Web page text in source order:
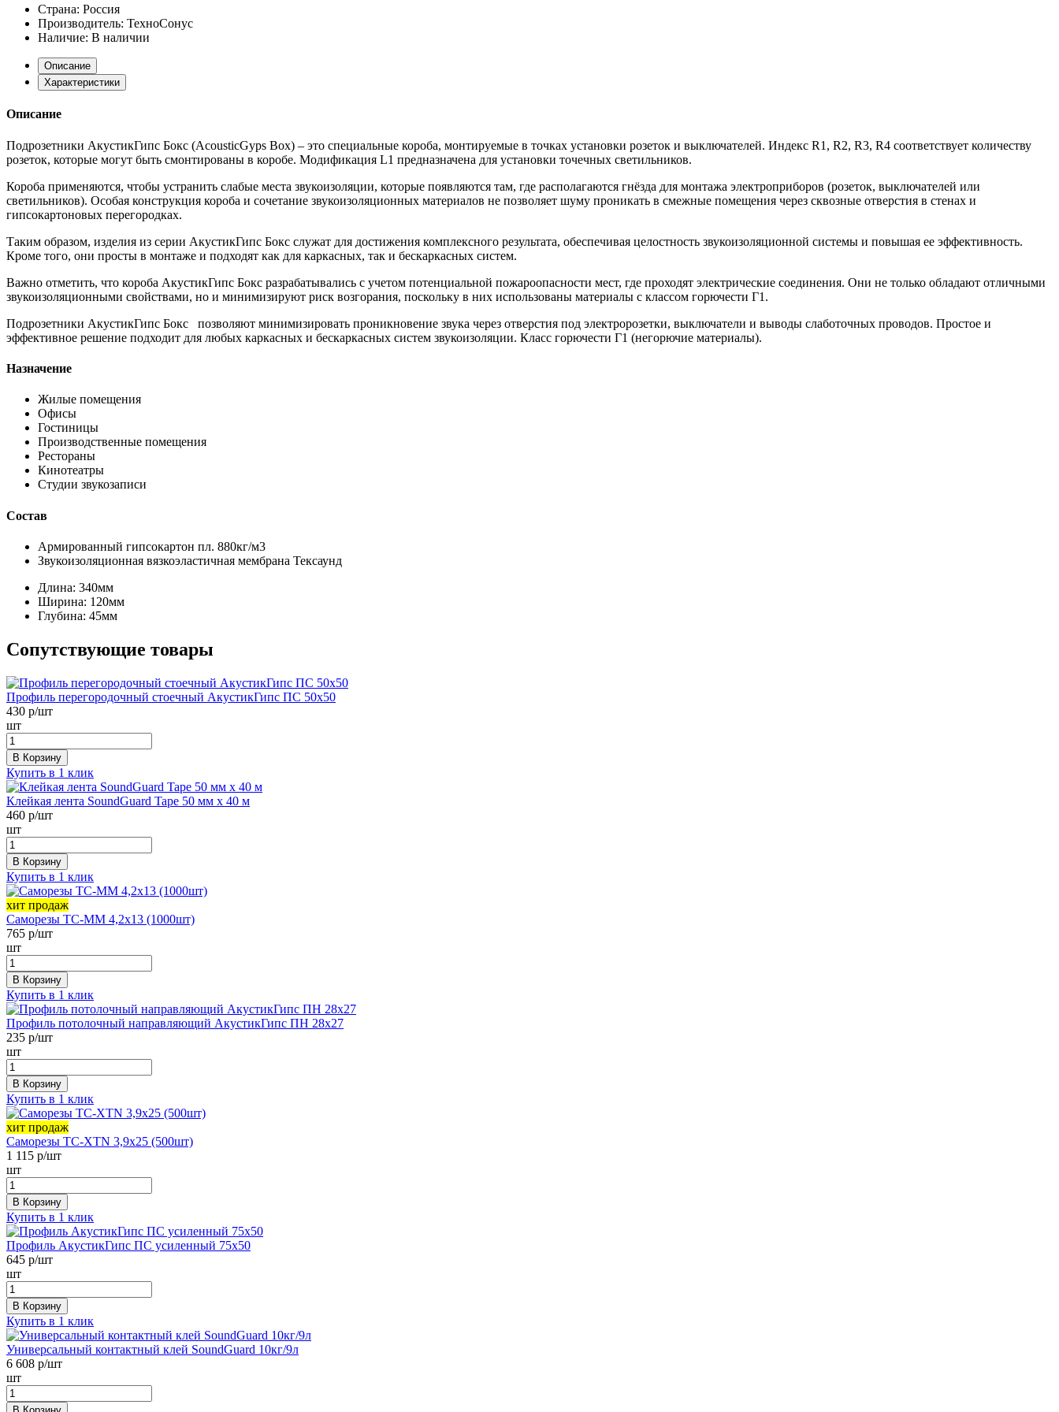
Страна: Россия
Производитель: ТехноСонус
Наличие: В наличии
Описание
Характеристики
Описание
Подрозетники АкустикГипс Бокс (AcousticGyps Box) – это специальные короба, монтируемые в точках установки розеток и выключателей. Индекс R1, R2, R3, R4 соответствует количеству
розеток, которые могут быть смонтированы в коробе. Модификация L1 предназначена для установки точечных светильников.
Короба применяются, чтобы устранить слабые места звукоизоляции, которые появляются там, где располагаются гнёзда для монтажа электроприборов (розеток, выключателей или
светильников). Особая конструкция короба и сочетание звукоизоляционных материалов не позволяет шуму проникать в смежные помещения через сквозные отверстия в стенах и
гипсокартоновых перегородках.
Таким образом, изделия из серии АкустикГипс Бокс служат для достижения комплексного результата, обеспечивая целостность звукоизоляционной системы и повышая ее эффективность.
Кроме того, они просты в монтаже и подходят как для каркасных, так и бескаркасных систем.
Важно отметить, что короба АкустикГипс Бокс разрабатывались с учетом потенциальной пожароопасности мест, где проходят электрические соединения. Они не только обладают отличными
звукоизоляционными свойствами, но и минимизируют риск возгорания, поскольку в них использованы материалы с классом горючести Г1.
Подрозетники АкустикГипс Бокс позволяют минимизировать проникновение звука через отверстия под электророзетки, выключатели и выводы слаботочных проводов. Простое и
эффективное решение подходит для любых каркасных и бескаркасных систем звукоизоляции. Класс горючести Г1 (негорючие материалы).
Назначение
Жилые помещения
Офисы
Гостиницы
Производственные помещения
Рестораны
Кинотеатры
Студии звукозаписи
Состав
Армированный гипсокартон пл. 880кг/м3
Звукоизоляционная вязкоэластичная мембрана Тексаунд
Длина: 340мм
Ширина: 120мм
Глубина: 45мм
Сопутствующие товары
Профиль перегородочный стоечный АкустикГипс ПС 50х50
430 р/шт
шт
В Корзину
Купить в 1 клик
Клейкая лента SoundGuard Tape 50 мм х 40 м
460 р/шт
шт
В Корзину
Купить в 1 клик
хит продаж
Саморезы ТС-ММ 4,2х13 (1000шт)
765 р/шт
шт
В Корзину
Купить в 1 клик
Профиль потолочный направляющий АкустикГипс ПН 28х27
235 р/шт
шт
В Корзину
Купить в 1 клик
хит продаж
Саморезы ТС-XTN 3,9х25 (500шт)
1 115 р/шт
шт
В Корзину
Купить в 1 клик
Профиль АкустикГипс ПС усиленный 75х50
645 р/шт
шт
В Корзину
Купить в 1 клик
Универсальный контактный клей SoundGuard 10кг/9л
6 608 р/шт
шт